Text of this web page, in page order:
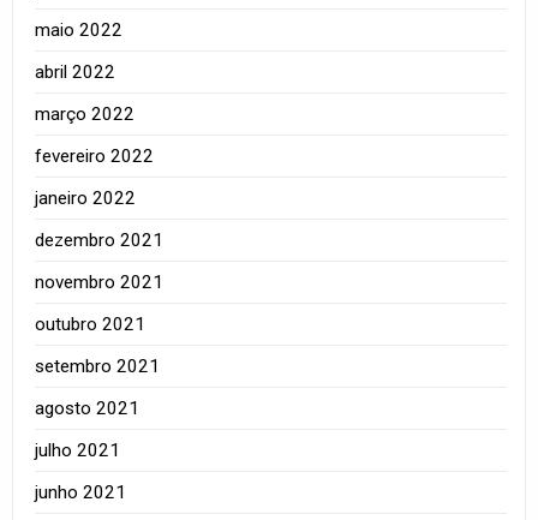
maio 2022
abril 2022
março 2022
fevereiro 2022
janeiro 2022
dezembro 2021
novembro 2021
outubro 2021
setembro 2021
agosto 2021
julho 2021
junho 2021